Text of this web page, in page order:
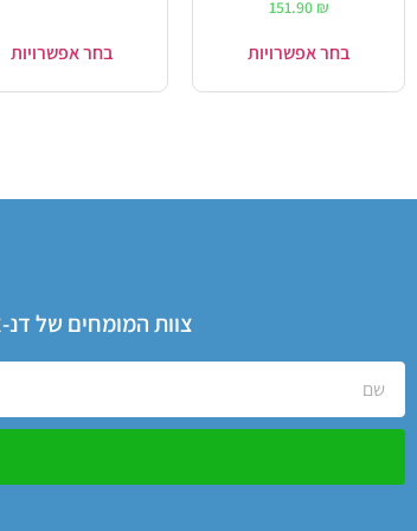
151.90 ₪
בחר אפשרויות בחר אפשרויות
צוות המומחים של